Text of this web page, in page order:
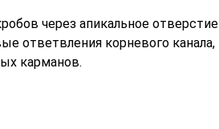
через апикальное отверстие
ответвления корневого канала,
карманов.